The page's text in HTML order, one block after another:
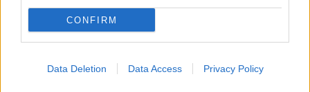
CONFIRM
Data Deletion Data Access Privacy Policy
Ας μην ξεχνάμε μάλιστα πως το ΚΠΙΣΝ άρχισε ξανά τις